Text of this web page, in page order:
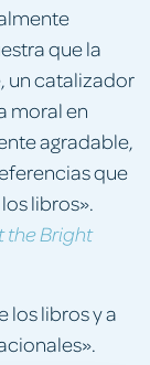
que la
un catalizador
moral en
agradable,
que
libros».
the Bright
los libros y a